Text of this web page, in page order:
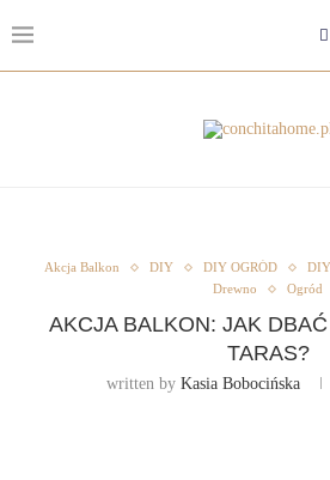
Akcja Balkon DIY DIY OGRÓD
Drewno
Ogród
AKCJA BALKON: JAK
TARAS?
written by Kasia Bobocińska